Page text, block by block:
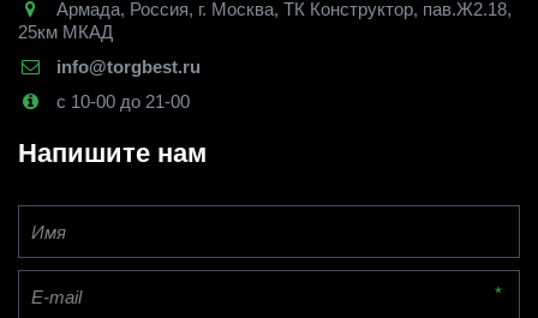
Армада, Россия, г. Москва, ТК Конструктор, пав.Ж2.18,
25км МКАД
info@torgbest.ru
с 10-00 до 21-00
Напишите нам
*